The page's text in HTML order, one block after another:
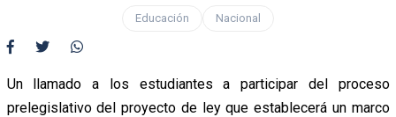
Educación Nacional
Un llamado a los estudiantes a participar del proceso
prelegislativo del proyecto de ley que establecerá un marco